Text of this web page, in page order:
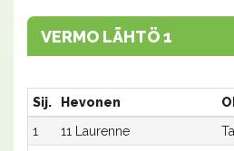
VERMO LÄHTÖ 1
Sij. Hevonen
1
11 Laurenne